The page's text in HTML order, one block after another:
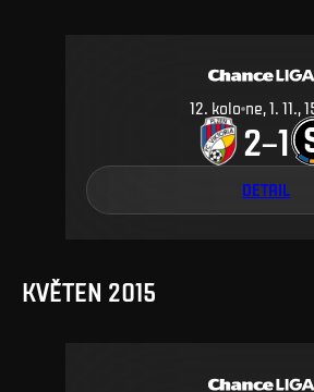
12. kolo ne, 1. 11.,
2–1
DETAIL
KVĚTEN 2015